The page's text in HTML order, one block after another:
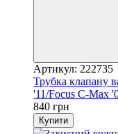
Артикул: 222735
Трубка клапану
'11/Focus C-Max
840 грн
Купити